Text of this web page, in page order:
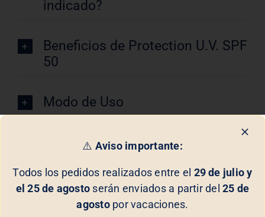
indicado?
Beneficios de Protection U.V. SPF
50
Modo de Uso
Composición
Protection U.V. SPF 50deBiologique Recherchees
la solución ideal para quienes buscan una protección
solar de alta eficacia, combinada con cuidados
⚠️ Aviso importante:
Todos los pedidos realizados entre el 29 de julio y
el 25 de agosto serán enviados a partir del25 de
agostopor vacaciones.